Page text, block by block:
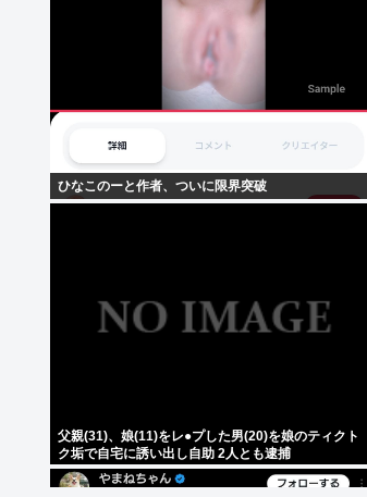
ひなこのーと作者、ついに限界突破
父親(31)、娘(11)をレ●プした男(20)を娘のティクト
ク垢で自宅に誘い出し自助 2人とも逮捕